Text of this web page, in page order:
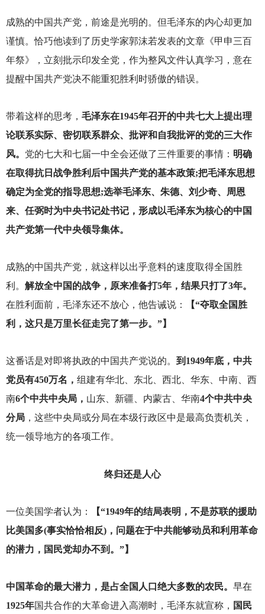
成熟的中国共产党，前途是光明的。但毛泽东的内心却更加
谨慎。恰巧他读到了历史学家郭沫若发表的文章《甲申三百
年祭》，立刻批示印发全党，作为整风文件认真学习，意在
提醒中国共产党决不能重犯胜利时骄傲的错误。
带着这样的思考， 毛泽东在1945年召开的中共七大上提出理
论联系实际、密切联系群众、批评和自我批评的党的三大作
风。 党的七大和七届一中全会还做了三件重要的事情： 明确
在取得抗日战争胜利后中国共产党的基本政策;把毛泽东思想
确定为全党的指导思想;选举毛泽东、朱德、刘少奇、周恩
来、任弼时为中央书记处书记，形成以毛泽东为核心的中国
共产党第一代中央领导集体。
成熟的中国共产党，就这样以出乎意料的速度取得全国胜
利。 解放全中国的战争，原来准备打5年，结果只打了3年。
在胜利面前，毛泽东还不放心，他告诫说：
【“夺取全国胜
利，这只是万里长征走完了第一步。”】
这番话是对即将执政的中国共产党说的。 到1949年底，中共
党员有450万名， 组建有华北、东北、西北、华东、中南、西
南6个中共中央局， 山东、新疆、内蒙古、华南4个中共中央
分局，这些中央局或分局在本级行政区中是最高负责机关，
统一领导地方的各项工作。
终归还是人心
一位美国学者认为：
【“1949年的结局表明，不是苏联的援助
比美国多(事实恰恰相反)，问题在于中共能够动员和利用革命
的潜力，国民党却办不到。”】
中国革命的最大潜力，是占全国人口绝大多数的农民。 早在
1925年国共合作的大革命进入高潮时，毛泽东就宣称， 国民